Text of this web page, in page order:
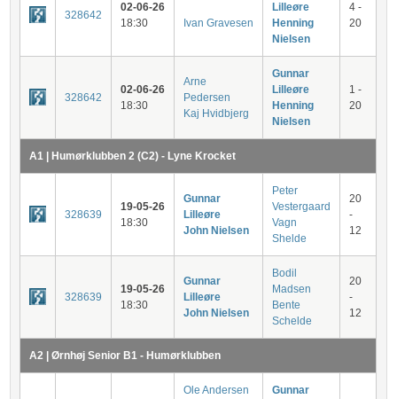
328642
02-06-26
18:30
Ivan Gravesen
Lilleøre
Henning
Nielsen
4 -
20
328642
02-06-26
18:30
Arne
Pedersen
Kaj Hvidbjerg
Gunnar
Lilleøre
Henning
Nielsen
1 -
20
A1 | Humørklubben 2 (C2) - Lyne Krocket
328639
19-05-26
18:30
Gunnar
Lilleøre
John Nielsen
Peter
Vestergaard
Vagn
Shelde
20
-
12
328639
19-05-26
18:30
Gunnar
Lilleøre
John Nielsen
Bodil
Madsen
Bente
Schelde
20
-
12
A2 | Ørnhøj Senior B1 - Humørklubben
Ole Andersen
Gunnar